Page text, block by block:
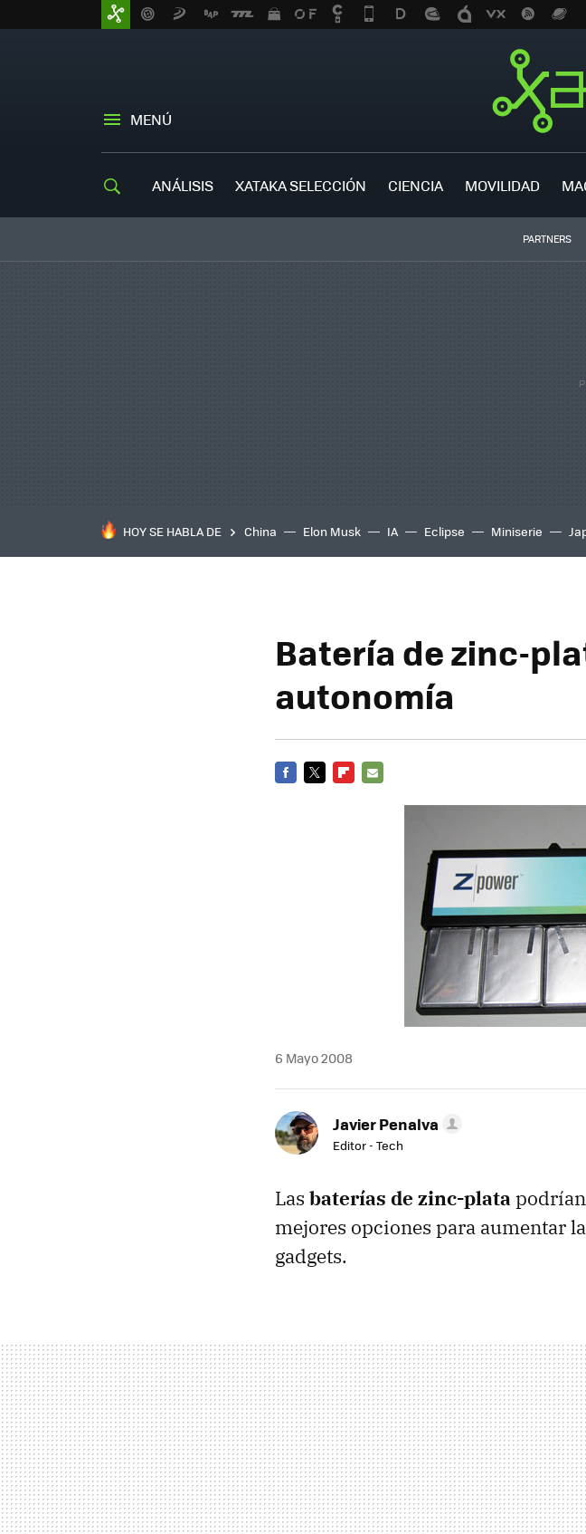
MENÚ
ANÁLISIS XATAKA SELECCIÓN CIENCIA MOVILIDAD
PARTNERS
HOY SE HABLA DE China Elon Musk IA Eclipse Miniserie
Batería de zinc-
autonomía
6 Mayo 2008
Javier Penalva
Editor - Tech
Las baterías de zinc-plata
mejores opciones para aumentar
gadgets.